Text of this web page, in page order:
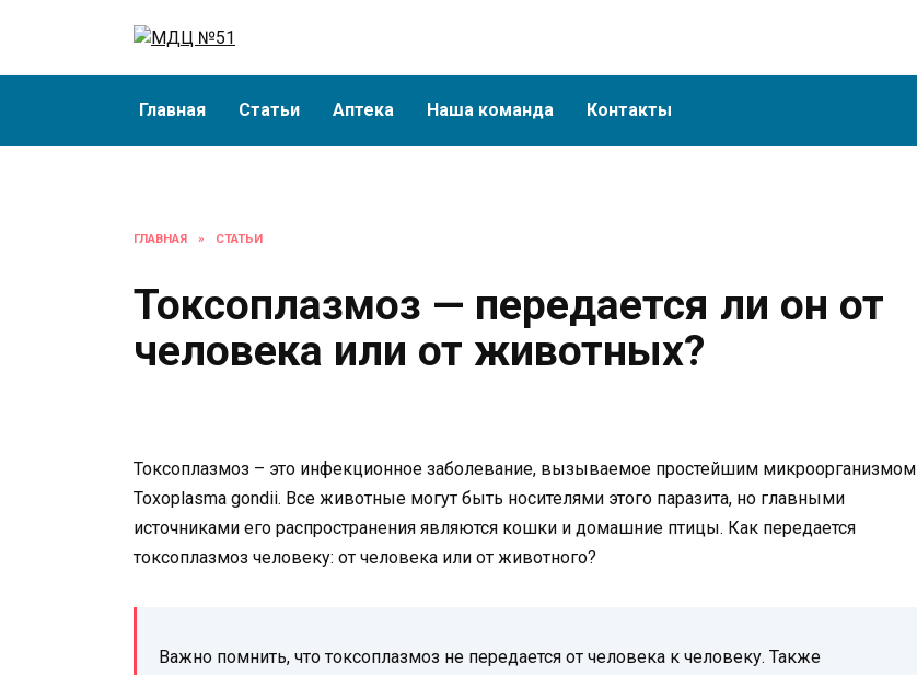
Главная Статьи Аптека Наша команда Контакты
ГЛАВНАЯ » СТАТЬИ
Токсоплазмоз — передается ли он от
человека или от животных?
Токсоплазмоз – это инфекционное заболевание, вызываемое простейшим микроорганизмом
Toxoplasma gondii. Все животные могут быть носителями этого паразита, но главными
источниками его распространения являются кошки и домашние птицы. Как передается
токсоплазмоз человеку: от человека или от животного?
Важно помнить, что токсоплазмоз не передается от человека к человеку. Также